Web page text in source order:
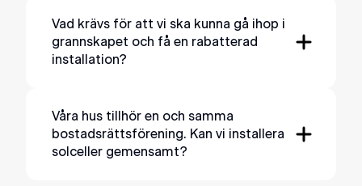
anläggning, precis som om ni skulle
beställa på egen hand, till ett rabatterat
pris.
baserad på den rabatterade kostnaden för
installationen.
Vad krävs för att vi ska kunna gå ihop i
grannskapet och få en rabatterad
installation?
installation av solceller behöver era hus
ligga i samma grannskap eller närområde.
Ni behöver alltså inte tillhöra samma
Våra hus tillhör en och samma
bostadsrättsförening. Kan vi installera
solceller gemensamt?